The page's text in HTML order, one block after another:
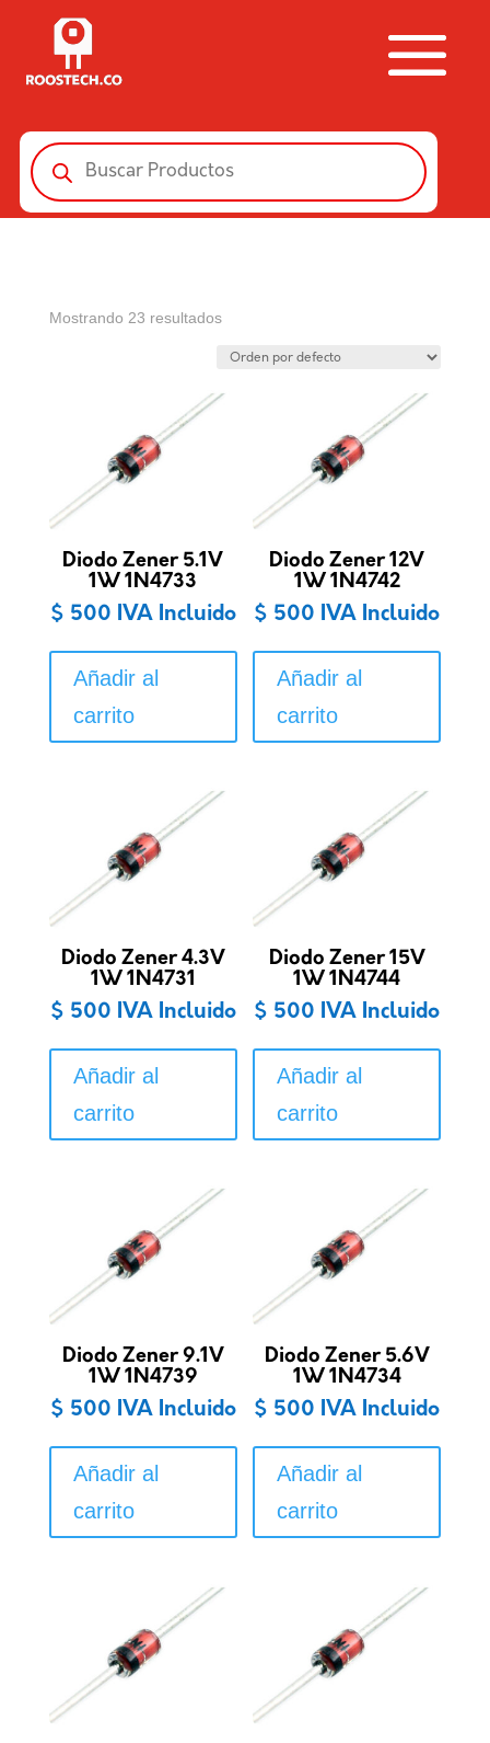
Búsqueda
de
productos
Mostrando 23 resultados
Diodo Zener 5.1V
1W 1N4733
$ 500 IVA Incluido
Añadir al
carrito
Diodo Zener 12V
1W 1N4742
$ 500 IVA Incluido
Añadir al
carrito
Diodo Zener 4.3V
1W 1N4731
$ 500 IVA Incluido
Añadir al
carrito
Diodo Zener 15V
1W 1N4744
$ 500 IVA Incluido
Añadir al
carrito
Diodo Zener 9.1V
1W 1N4739
$ 500 IVA Incluido
Añadir al
carrito
Diodo Zener 5.6V
1W 1N4734
$ 500 IVA Incluido
Añadir al
carrito